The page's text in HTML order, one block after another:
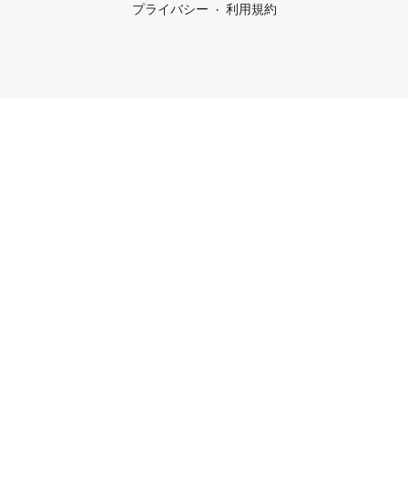
プライバシー 利用規約